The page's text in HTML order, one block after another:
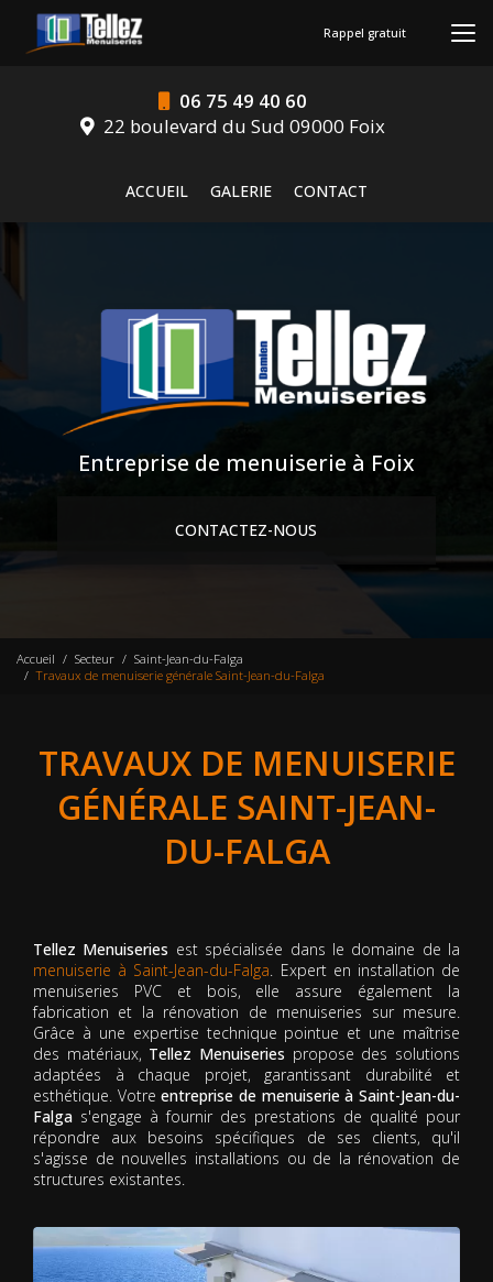
contenu
06 75 49 40 60
22 boulevard du Sud 09000 Foix
ACCUEIL
GALERIE CONTACT
Rappel gratuit
Entreprise de menuiserie à Foix
CONTACTEZ-NOUS
Accueil Secteur
Saint-Jean-du-Falga
Travaux de menuiserie générale Saint-Jean-du-Falga
TRAVAUX DE MENUISERIE
GÉNÉRALE SAINT-JEAN-
DU-FALGA
Tellez Menuiseries est spécialisée dans le domaine de la
menuiserie à Saint-Jean-du-Falga. Expert en installation de
menuiseries PVC et bois, elle assure également la
fabrication et la rénovation de menuiseries sur mesure.
Grâce à une expertise technique pointue et une maîtrise
des matériaux, Tellez Menuiseries propose des solutions
adaptées à chaque projet, garantissant durabilité et
esthétique. Votreentreprise de menuiserie à Saint-Jean-du-
Falga s'engage à fournir des prestations de qualité pour
répondre aux besoins spécifiques de ses clients, qu'il
s'agisse de nouvelles installations ou de la rénovation de
structures existantes.